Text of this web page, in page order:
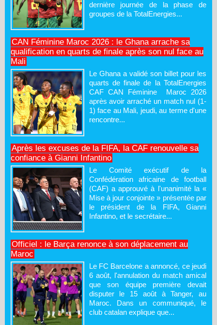
dernière journée de la phase de
groupes de la TotalEnergies...
CAN Féminine Maroc 2026 : le Ghana arrache sa
qualification en quarts de finale après son nul face au
Mali
Le Ghana a validé son billet pour les
quarts de finale de la TotalEnergies
CAF CAN Féminine Maroc 2026
après avoir arraché un match nul (1-
1) face au Mali, jeudi, au terme d'une
rencontre...
Après les excuses de la FIFA, la CAF renouvelle sa
confiance à Gianni Infantino
Le Comité exécutif de la
Confédération africaine de football
(CAF) a approuvé à l'unanimité la «
Mise à jour conjointe » présentée par
le président de la FIFA, Gianni
Infantino, et le secrétaire...
Officiel : le Barça renonce à son déplacement au
Maroc
Le FC Barcelone a annoncé, ce jeudi
6 août, l'annulation du match amical
que son équipe première devait
disputer le 15 août à Tanger, au
Maroc. Dans un communiqué, le
club catalan explique que...